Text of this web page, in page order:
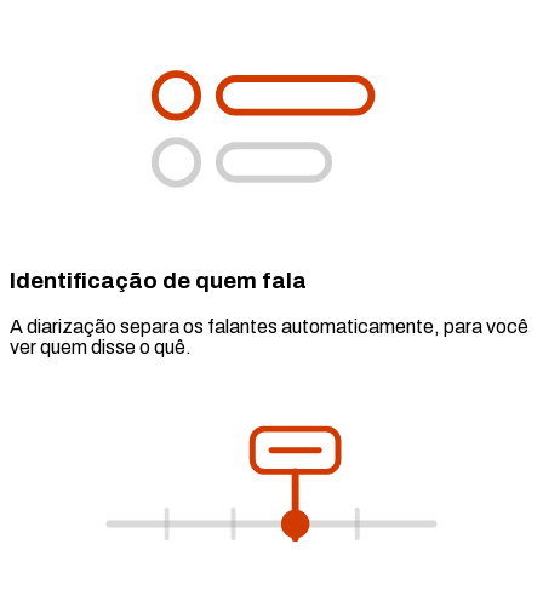
Identificação de quem fala
A diarização separa os falantes automaticamente, para você
ver quem disse o quê.